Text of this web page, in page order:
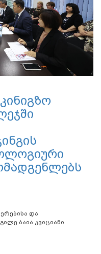
და
ბაია კვიციანი